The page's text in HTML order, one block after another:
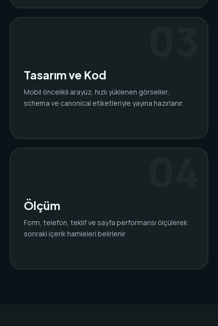
Tasarım ve Kod
Mobil öncelikli arayüz, hızlı yüklenen görseller,
schema ve canonical etiketleriyle yayına hazırlanır.
Ölçüm
Form, telefon, teklif ve sayfa performansı ölçülerek
sonraki içerik hamleleri belirlenir.